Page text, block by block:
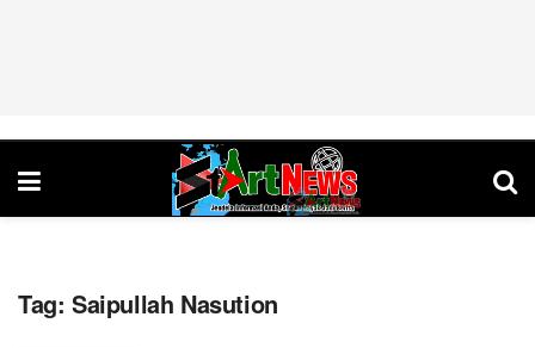
Tag: Saipullah Nasution